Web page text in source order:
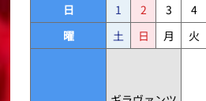
日 1 2 3
4
曜
土 日 月 火